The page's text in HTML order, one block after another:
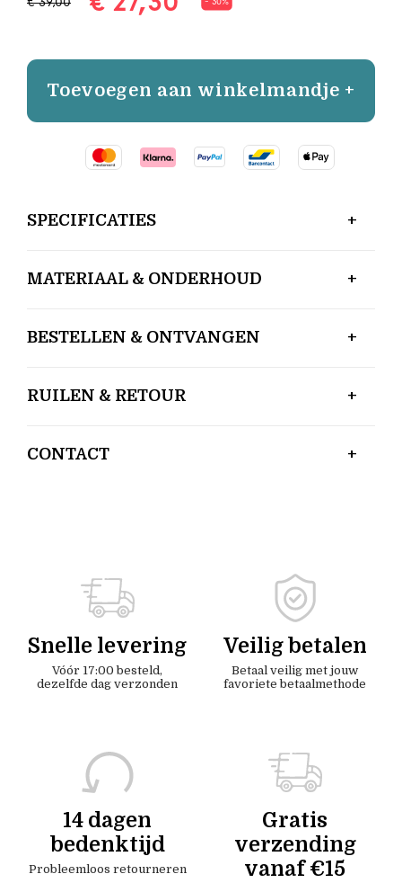
Toevoegen aan winkelmandje +
SPECIFICATIES
MATERIAAL & ONDERHOUD
BESTELLEN & ONTVANGEN
RUILEN & RETOUR
CONTACT
Snelle levering
Vóór 17:00 besteld,
dezelfde dag verzonden
Veilig betalen
Betaal veilig met jouw
favoriete betaalmethode
14 dagen
bedenktijd
Probleemloos retourneren
Gratis
verzending
vanaf €15